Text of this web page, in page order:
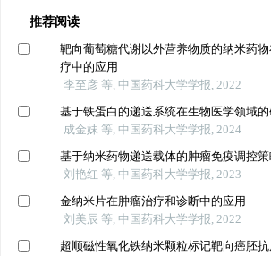
推荐阅读
靶向葡萄糖代谢以外营养物质的纳米药
疗中的应用
李至彦 等, 中国药科大学学报, 2022
基于铁蛋白的递送系统在生物医学领域
成金妹 等, 中国药科大学学报, 2024
基于纳米药物递送载体的肿瘤免疫调控
刘艳红 等, 中国药科大学学报, 2023
金纳米片在肿瘤治疗和诊断中的应用
刘美辰 等, 中国药科大学学报, 2022
超顺磁性氧化铁纳米颗粒标记靶向癌胚